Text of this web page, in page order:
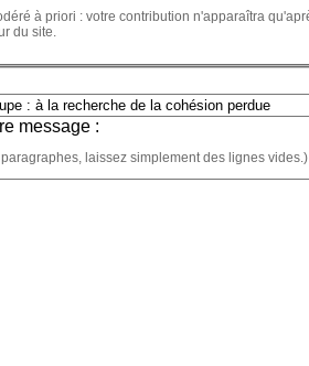
à priori : votre contribution n'apparaîtra
du site.
message :
laissez simplement des lignes vides.)